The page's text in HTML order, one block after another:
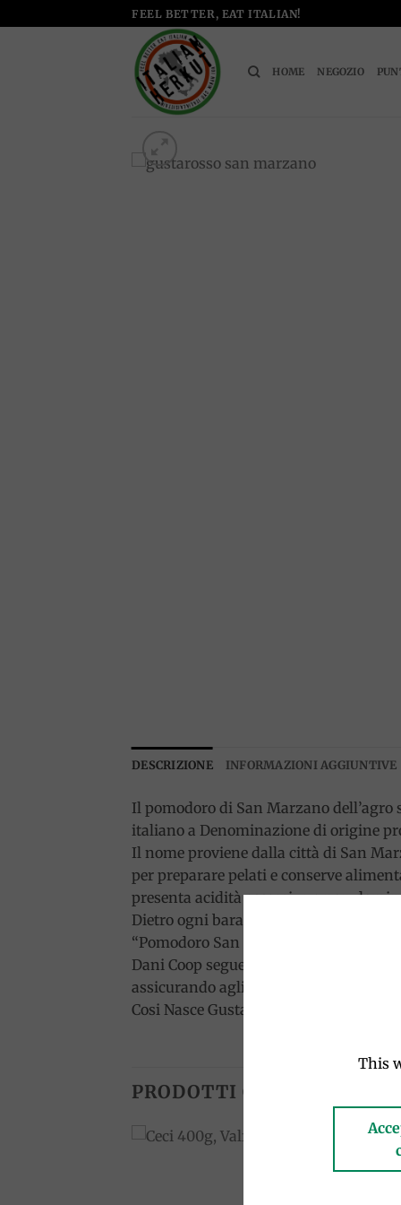
ai
FEEL BETTER, EAT ITALIAN!
HOME NEGOZIO
DESCRIZIONE INFORMAZIONI AGGIUNTIVE
Il pomodoro di San Marzano
italiano a Denominazione di origine
Il nome proviene dalla città di San
per preparare pelati e conserve
presenta acidità eccessiva e non
Dietro ogni barattolo di pomodoro
“Pomodoro San Marzano” seguendo
Dani Coop segue tutto il processo
assicurando agli stessi l’assistenza
Cosi Nasce Gustarosso
PRODOTTI CORRELATI
Add to
This